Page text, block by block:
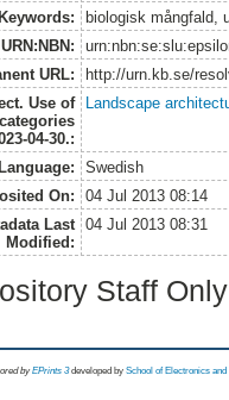
Keywords:
biologisk mångfald,
URN:NBN:
URL:
http://urn.kb.se/
Use of
04-30.:
Landscape
Language:
Swedish
On:
04 Jul 2013 08:14
Last
Modified:
04 Jul 2013 08:31
Staff
byEPrints 3 developed by School of Electronics